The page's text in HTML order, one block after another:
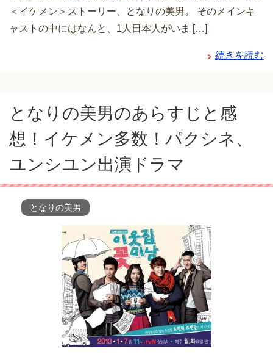
＜イケメン＞ストーリー、となりの美男。 そのメインキ
ャストの中にはなんと、1人日本人がいま […]
続きを読む
となりの美男のあらすじと感
想！イケメン多数！パクシネ、
ユンシユン出演ドラマ
となりの美男